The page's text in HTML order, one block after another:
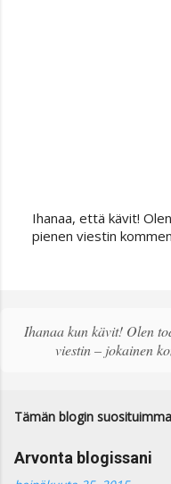
L
ä
k
e
t
Ihanaa, että kävit!
pienen viestin
Ihanaa kun kävit! Olen
viestin – jokainen
Tämän blogin
Arvonta blogissani